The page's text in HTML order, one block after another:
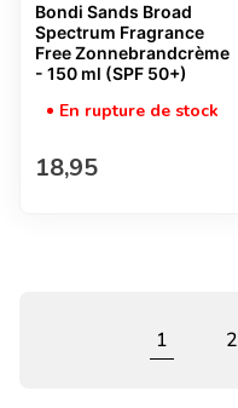
Bondi Sands Broad
Spectrum Fragrance
Free Zonnebrandcrème
- 150 ml (SPF 50+)
En rupture de stock
Prix normal
18,95
1 2